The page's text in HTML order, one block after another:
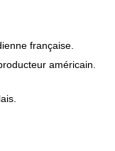
française.
américain.